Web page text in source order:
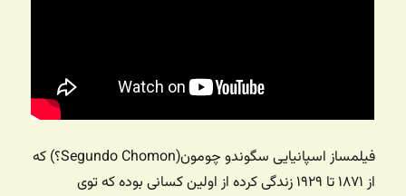
فیلمساز اسپانیایی سگوندو چومون(Segundo Chomon؟) که
از ۱۸۷۱ تا ۱۹۲۹ زندگی کرده از اولین کسانی بوده که توی